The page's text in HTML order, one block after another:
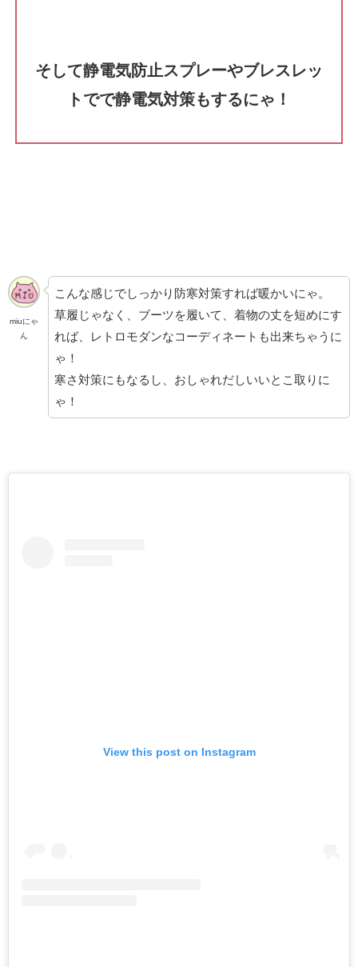
そして静電気防止スプレーやブレスレッ
トでで静電気対策もするにゃ！
miuにゃ
ん
こんな感じでしっかり防寒対策すれば暖かいにゃ。
草履じゃなく、ブーツを履いて、着物の丈を短めにす
れば、レトロモダンなコーディネートも出来ちゃうに
ゃ！
寒さ対策にもなるし、おしゃれだしいいとこ取りに
ゃ！
View this post on Instagram